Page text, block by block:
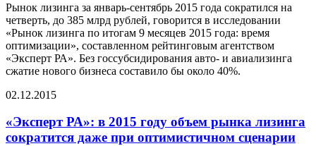
Рынок лизинга за январь-сентябрь 2015 года сократился на
четверть, до 385 млрд рублей, говорится в исследовании
«Рынок лизинга по итогам 9 месяцев 2015 года: время
оптимизации», составленном рейтинговым агентством
«Эксперт РА». Без госсубсидирования авто- и авиализинга
сжатие нового бизнеса составило бы около 40%.
02.12.2015
«Эксперт РА»: в 2015 году объем рынка лизинга
сократится даже при оптимистичном сценарии